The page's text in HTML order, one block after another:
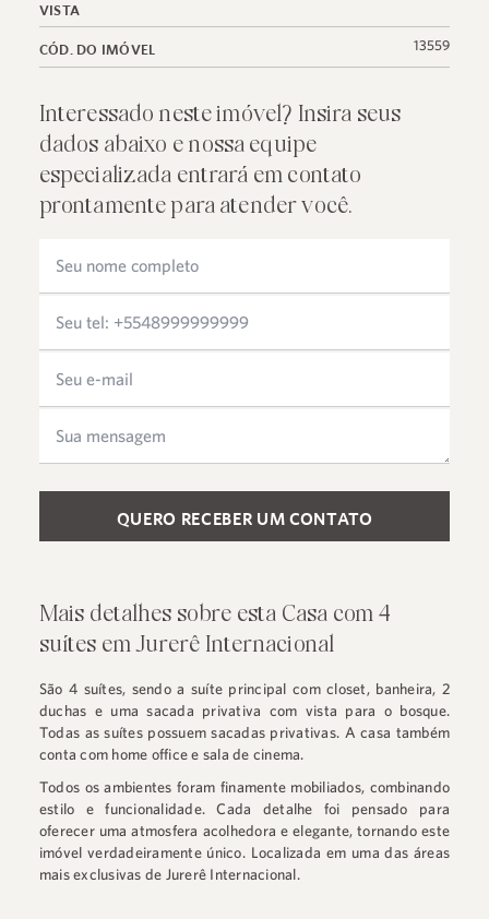
VISTA
CÓD. DO IMÓVEL 13559
Interessado neste imóvel? Insira seus
dados abaixo e nossa equipe
especializada entrará em contato
prontamente para atender você.
Please leave this field empty.
Mais detalhes sobre esta Casa com 4
suítes em Jurerê Internacional
São 4 suítes, sendo a suíte principal com closet, banheira, 2
duchas e uma sacada privativa com vista para o bosque.
Todas as suítes possuem sacadas privativas. A casa também
conta com home office e sala de cinema.
Todos os ambientes foram finamente mobiliados, combinando
estilo e funcionalidade. Cada detalhe foi pensado para
oferecer uma atmosfera acolhedora e elegante, tornando este
imóvel verdadeiramente único. Localizada em uma das áreas
mais exclusivas de Jurerê Internacional.